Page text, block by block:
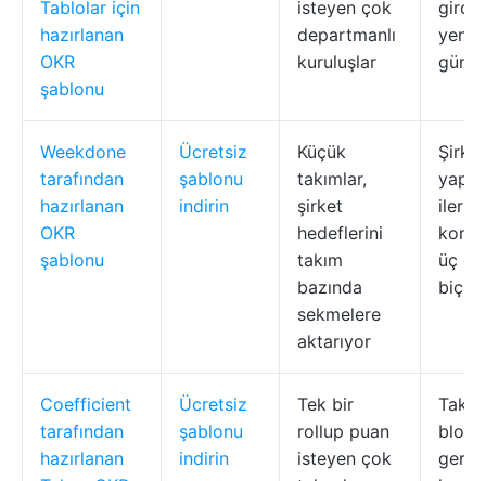
Tablolar için
hazırlanan
OKR
şablonu
isteyen çok
departmanlı
kuruluşlar
girdi,
Weekdone
tarafından
hazırlanan
OKR
şablonu
Ücretsiz
şablonu
indirin
Küçük
takımlar,
şirket
hedeflerini
takım
bazında
sekmelere
aktarıyor
yapı,
üç
biçimi
Coefficient
tarafından
hazırlanan
Ücretsiz
şablonu
indirin
Tek bir
rollup puan
isteyen çok